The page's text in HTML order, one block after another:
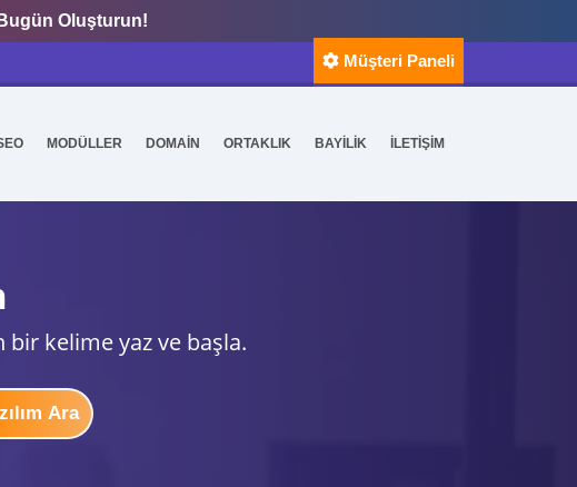
Oluşturun!
Müşteri Paneli
MODÜLLER DOMAİN ORTAKLIK BAYİLİK İLETİŞİM
bir kelime yaz ve başla.
Ara